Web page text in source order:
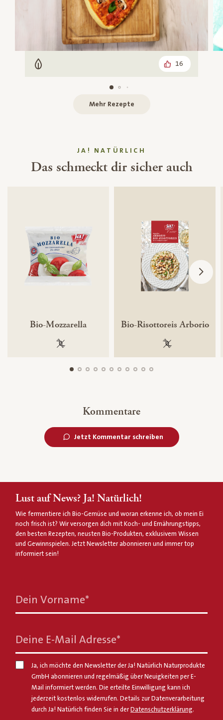
Vegetarisch 16
Mehr Rezepte
JA! NATÜRLICH
Das schmeckt dir sicher auch
Bio-Mozzarella
100 % gentechnikfrei
Bio-Risottoreis Arborio
100 %
Kommentare
Jetzt Kommentar schreiben
Lust auf News? Ja! Natürlich!
Wie fermentiere ich Bio-Gemüse und woran erkenne ich, ob mein Ei
noch frisch ist? Wir versorgen dich mit Koch- und Ernährungstipps,
den besten Rezepten, neusten Bio-Produkten, exklusivem Wissen
und Gewinnspielen. Jetzt Newsletter abonnieren und immer top
informiert sein!
Dein Vorname*
Deine E-Mail Adresse*
Ja, ich möchte den Newsletter der Ja! Natürlich Naturprodukte
GmbH abonnieren und regelmäßig über Neuigkeiten per E-
Mail informiert werden. Die erteilte Einwilligung kann ich
jederzeit kostenlos widerrufen. Details zur Datenverarbeitung
durch Ja! Natürlich finden Sie in der Datenschutzerklärung.